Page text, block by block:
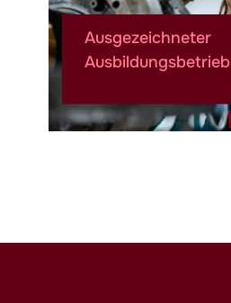
Ausgezeichneter
Ausbildungsbetrieb